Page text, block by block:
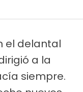
el delantal
a la
siempre.